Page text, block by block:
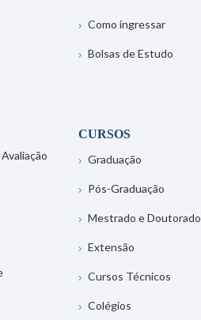
Como ingressar
Bolsas de Estudo
CURSOS
Graduação
Pós-Graduação
Mestrado e Doutorado
Extensão
Cursos Técnicos
Colégios